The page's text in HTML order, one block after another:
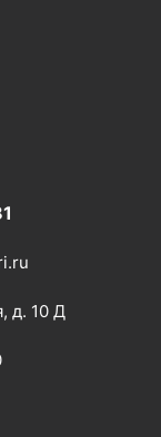
д. 10 Д